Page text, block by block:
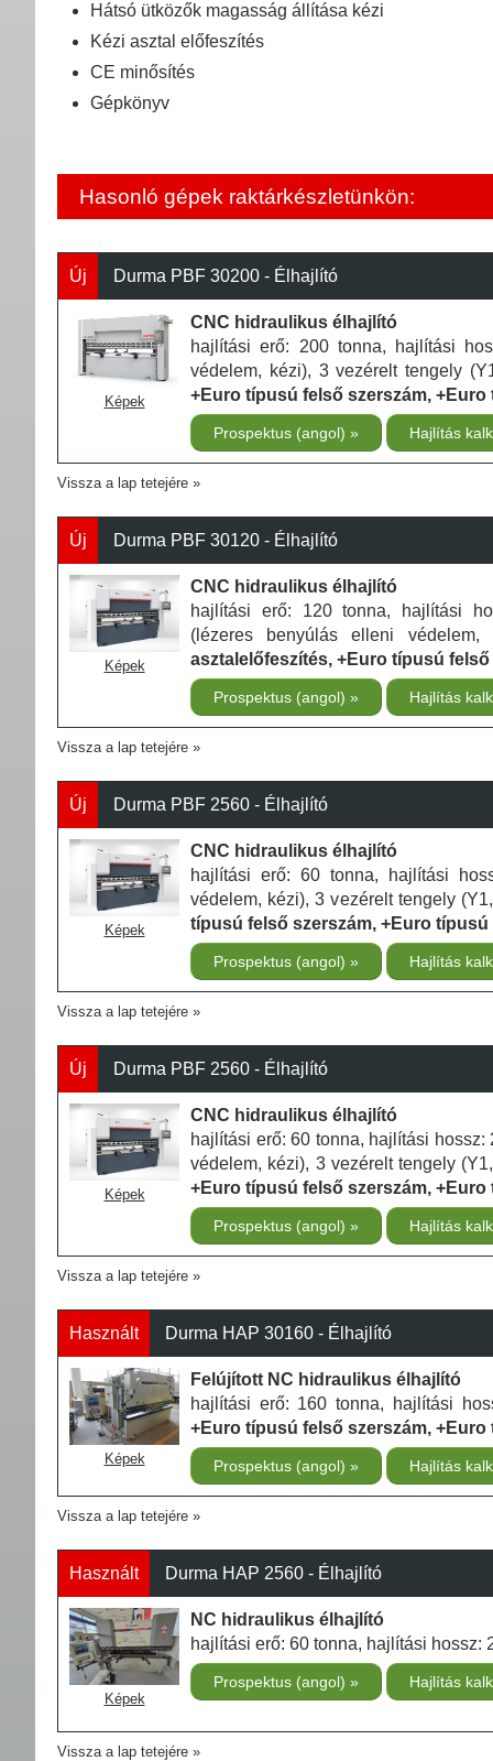
Hátsó ütközők magasság állítása kézi
Kézi asztal előfeszítés
CE minősítés
Gépkönyv
Hasonló gépek raktárkészletünkön:
Új Durma PBF 30200 - Élhajlító
Képek
CNC hidraulikus élhajlító
hajlítási erő: 200 tonna, hajlítási
védelem, kézi), 3 vezérelt tengely
+Euro típusú felső szerszám,
Prospektus (angol) Hajlítás
Vissza a lap tetejére
Új Durma PBF 30120 - Élhajlító
Képek
CNC hidraulikus élhajlító
hajlítási erő: 120 tonna, hajlítási
(lézeres benyúlás elleni
asztalelőfeszítés, +Euro típusú
Prospektus (angol) Hajlítás
Vissza a lap tetejére
Új Durma PBF 2560 - Élhajlító
Képek
CNC hidraulikus élhajlító
hajlítási erő: 60 tonna, hajlítási
védelem, kézi), 3 vezérelt tengely
típusú felső szerszám, +Euro típusú
Prospektus (angol) Hajlítás
Vissza a lap tetejére
Új Durma PBF 2560 - Élhajlító
Képek
CNC hidraulikus élhajlító
hajlítási erő: 60 tonna, hajlítási
védelem, kézi), 3 vezérelt tengely
+Euro típusú felső szerszám,
Prospektus (angol) Hajlítás
Vissza a lap tetejére
Használt Durma HAP 30160 - Élhajlító
Képek
Felújított NC hidraulikus élhajlító
hajlítási erő: 160 tonna, hajlítási
+Euro típusú felső szerszám,
Prospektus (angol) Hajlítás
Vissza a lap tetejére
Használt Durma HAP 2560 - Élhajlító
Képek
NC hidraulikus élhajlító
hajlítási erő: 60 tonna, hajlítási hossz:
Prospektus (angol) Hajlítás
Vissza a lap tetejére